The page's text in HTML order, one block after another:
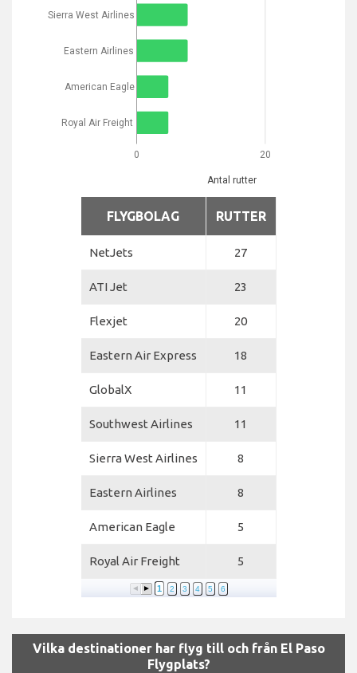
0 20
Antal rutter
Sierra West Airlines
Eastern Airlines
American Eagle
Royal Air Freight
FLYGBOLAG RUTTER
NetJets 27
ATI Jet 23
Flexjet 20
Eastern Air Express 18
GlobalX 11
Southwest Airlines 11
Sierra West Airlines 8
Eastern Airlines 8
American Eagle 5
Royal Air Freight 5
1 2 3 4 5 6
Vilka destinationer har flyg till och från El Paso
Flygplats?